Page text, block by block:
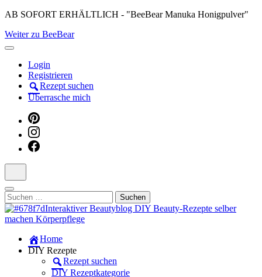
Skip
content
(Press
AB SOFORT ERHÄLTLICH - "BeeBear Manuka Honigpulver"
Weiter zu BeeBear
Login
Registrieren
Rezept suchen
Überrasche mich
Suchen
nach:
Manuka Magic – Natürlich schön:
Dein persönlicher interaktiver DIY Beautyblog
Home
DIY Rezepte
Rezept suchen
DIY Rezeptkategorie